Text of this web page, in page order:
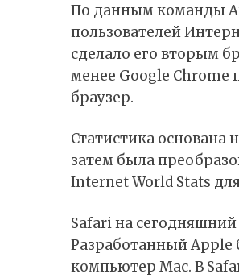
По данным команды
пользователей
сделало его вторым
менее Google Chrome
браузер.
Статистика основана
затем была
Internet World Stats
Safari на
Разработанный Apple
компьютер Mac. В